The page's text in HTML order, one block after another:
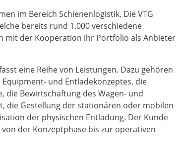
im Bereich Schienenlogistik. Die VTG
bereits rund 1.000 verschiedene
mit der Kooperation ihr Portfolio als Anbieter
eine Reihe von Leistungen. Dazu gehören
und Entladekonzeptes, die
Bewirtschaftung des Wagen- und
die Gestellung der stationären oder mobilen
der physischen Entladung. Der Kunde
der Konzeptphase bis zur operativen